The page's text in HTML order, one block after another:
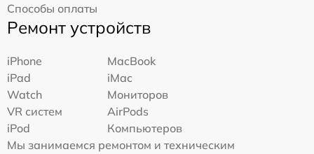
Способы оплаты
Ремонт устройств
iPhone
MacBook
iPad
iMac
Watch
Мониторов
VR систем
AirPods
iPod
Компьютеров
Мы занимаемся ремонтом и техническим